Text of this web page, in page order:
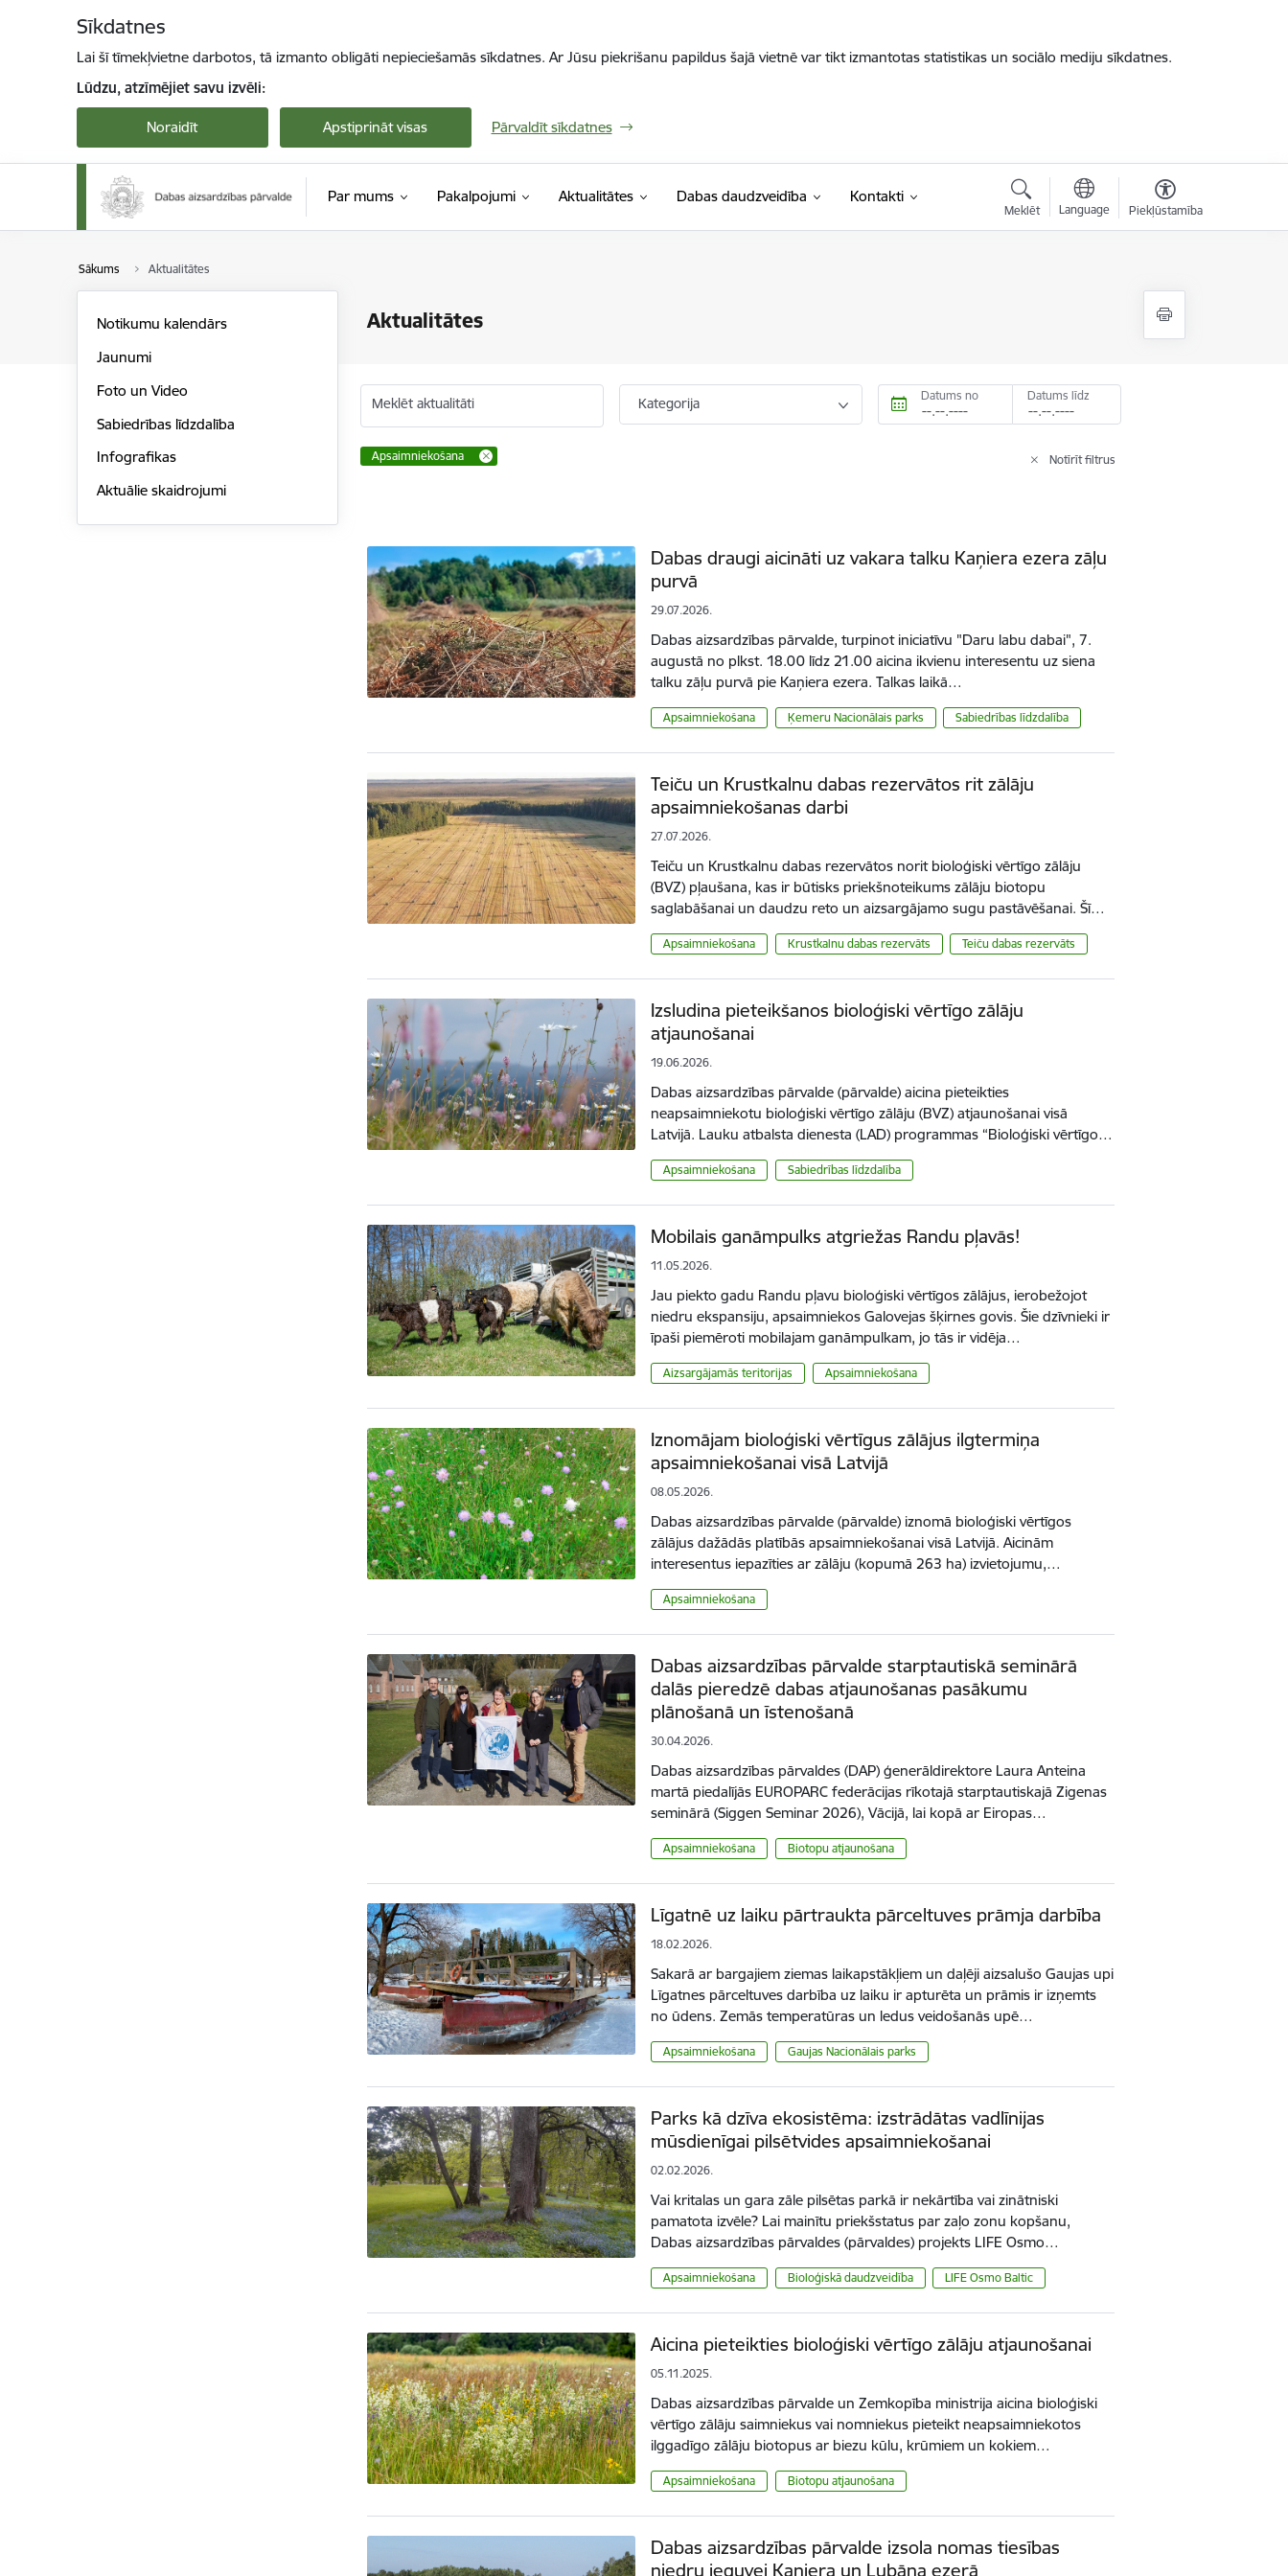
Sīkdatnes
Lai šī tīmekļvietne darbotos, tā izmanto obligāti nepieciešamās sīkdatnes. Ar Jūsu piekrišanu papildus šajā vietnē var tikt izmantotas statistikas un sociālo mediju sīkdatnes.
Lūdzu, atzīmējiet savu izvēli:
Noraidīt Apstiprināt visas Pārvaldīt sīkdatnes
Par mums Pakalpojumi Aktualitātes Dabas daudzveidība Kontakti
Meklēt Language Piekļūstamība
Sākums Aktualitātes
Aktualitātes
Notikumu kalendārs
Jaunumi
Foto un Video
Sabiedrības līdzdalība
Infografikas
Aktuālie skaidrojumi
Meklēt aktualitāti Kategorija Datums no Datums līdz
Apsaimniekošana Notīrīt filtrus
Dabas draugi aicināti uz vakara talku Kaņiera ezera zāļu
purvā
29.07.2026.
Dabas aizsardzības pārvalde, turpinot iniciatīvu "Daru labu dabai", 7.
augustā no plkst. 18.00 līdz 21.00 aicina ikvienu interesentu uz siena
talku zāļu purvā pie Kaņiera ezera. Talkas laikā…
Apsaimniekošana Ķemeru Nacionālais parks Sabiedrības līdzdalība
Teiču un Krustkalnu dabas rezervātos rit zālāju
apsaimniekošanas darbi
27.07.2026.
Teiču un Krustkalnu dabas rezervātos norit bioloģiski vērtīgo zālāju
(BVZ) pļaušana, kas ir būtisks priekšnoteikums zālāju biotopu
saglabāšanai un daudzu reto un aizsargājamo sugu pastāvēšanai. Šī…
Apsaimniekošana Krustkalnu dabas rezervāts Teiču dabas rezervāts
Izsludina pieteikšanos bioloģiski vērtīgo zālāju
atjaunošanai
19.06.2026.
Dabas aizsardzības pārvalde (pārvalde) aicina pieteikties
neapsaimniekotu bioloģiski vērtīgo zālāju (BVZ) atjaunošanai visā
Latvijā. Lauku atbalsta dienesta (LAD) programmas “Bioloģiski vērtīgo…
Apsaimniekošana Sabiedrības līdzdalība
Mobilais ganāmpulks atgriežas Randu pļavās!
11.05.2026.
Jau piekto gadu Randu pļavu bioloģiski vērtīgos zālājus, ierobežojot
niedru ekspansiju, apsaimniekos Galovejas šķirnes govis. Šie dzīvnieki ir
īpaši piemēroti mobilajam ganāmpulkam, jo tās ir vidēja…
Aizsargājamās teritorijas Apsaimniekošana
Iznomājam bioloģiski vērtīgus zālājus ilgtermiņa
apsaimniekošanai visā Latvijā
08.05.2026.
Dabas aizsardzības pārvalde (pārvalde) iznomā bioloģiski vērtīgos
zālājus dažādās platībās apsaimniekošanai visā Latvijā. Aicinām
interesentus iepazīties ar zālāju (kopumā 263 ha) izvietojumu,…
Apsaimniekošana
Dabas aizsardzības pārvalde starptautiskā seminārā
dalās pieredzē dabas atjaunošanas pasākumu
plānošanā un īstenošanā
30.04.2026.
Dabas aizsardzības pārvaldes (DAP) ģenerāldirektore Laura Anteina
martā piedalījās EUROPARC federācijas rīkotajā starptautiskajā Zigenas
seminārā (Siggen Seminar 2026), Vācijā, lai kopā ar Eiropas…
Apsaimniekošana Biotopu atjaunošana
Līgatnē uz laiku pārtraukta pārceltuves prāmja darbība
18.02.2026.
Sakarā ar bargajiem ziemas laikapstākļiem un daļēji aizsalušo Gaujas upi
Līgatnes pārceltuves darbība uz laiku ir apturēta un prāmis ir izņemts
no ūdens. Zemās temperatūras un ledus veidošanās upē…
Apsaimniekošana Gaujas Nacionālais parks
Parks kā dzīva ekosistēma: izstrādātas vadlīnijas
mūsdienīgai pilsētvides apsaimniekošanai
02.02.2026.
Vai kritalas un gara zāle pilsētas parkā ir nekārtība vai zinātniski
pamatota izvēle? Lai mainītu priekšstatus par zaļo zonu kopšanu,
Dabas aizsardzības pārvaldes (pārvaldes) projekts LIFE Osmo…
Apsaimniekošana Bioloģiskā daudzveidība LIFE Osmo Baltic
Aicina pieteikties bioloģiski vērtīgo zālāju atjaunošanai
05.11.2025.
Dabas aizsardzības pārvalde un Zemkopība ministrija aicina bioloģiski
vērtīgo zālāju saimniekus vai nomniekus pieteikt neapsaimniekotos
ilggadīgo zālāju biotopus ar biezu kūlu, krūmiem un kokiem…
Apsaimniekošana Biotopu atjaunošana
Dabas aizsardzības pārvalde izsola nomas tiesības
niedru ieguvei Kaņiera un Lubāna ezerā